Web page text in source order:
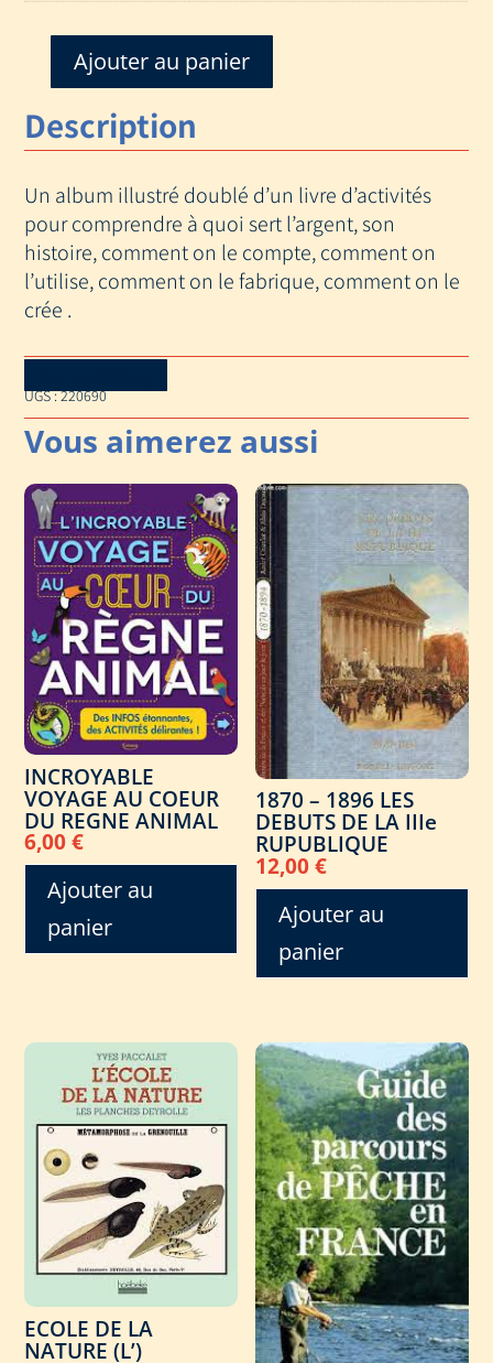
quantité
PAR
ICI
MONNAIE
!
Ajouter au panier
Description
Un album illustré doublé d’un livre d’activités
pour comprendre à quoi sert l’argent, son
histoire, comment on le compte, comment on
l’utilise, comment on le fabrique, comment on le
crée .
UGS :220690
INCROYABLE
VOYAGE AU COEUR
DU REGNE ANIMAL
6,00€
Ajouter au
panier
1870 – 1896 LES
DEBUTS DE LA IIIe
RUPUBLIQUE
12,00€
Ajouter au
panier
ECOLE DE LA
NATURE (L’)